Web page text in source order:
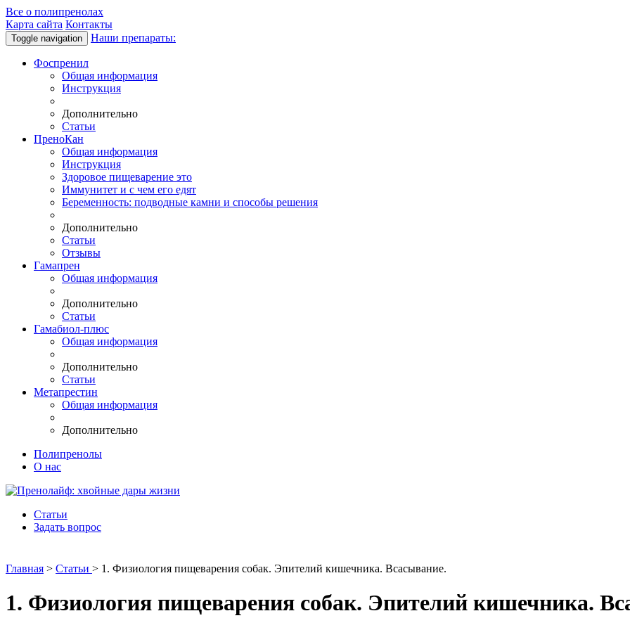
Все о полипренолах
Карта сайта Контакты
Toggle navigation Наши препараты:
Фоспренил
Общая информация
Инструкция
Дополнительно
Статьи
ПреноКан
Общая информация
Инструкция
Здоровое пищеварение это
Иммунитет и с чем его едят
Беременность: подводные камни и способы решения
Дополнительно
Статьи
Отзывы
Гамапрен
Общая информация
Дополнительно
Статьи
Гамабиол-плюс
Общая информация
Дополнительно
Статьи
Метапрестин
Общая информация
Дополнительно
Полипренолы
О нас
Статьи
Задать вопрос
Главная > Статьи > 1. Физиология пищеварения собак. Эпителий кишечника. Всасывание.
1. Физиология пищеварения собак. Эпителий кишечника.